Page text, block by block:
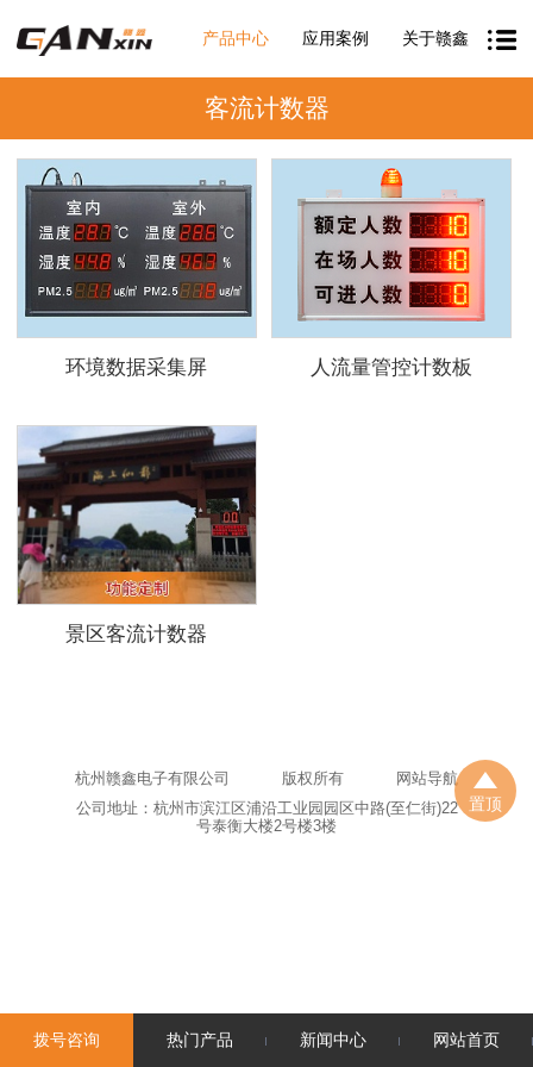
产品中心 应用案例 关于赣鑫
客流计数器
环境数据采集屏 人流量管控计数板
景区客流计数器
置顶
杭州赣鑫电子有限公司 版权所有
网站导航
公司地址：杭州市滨江区浦沿工业园园区中路(至仁街)22
号泰衡大楼2号楼3楼
拨号咨询 热门产品 新闻中心 网站首页